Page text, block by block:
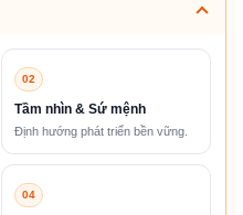
02
Tầm nhìn & Sứ mệnh
Định hướng phát triển bền vững.
04